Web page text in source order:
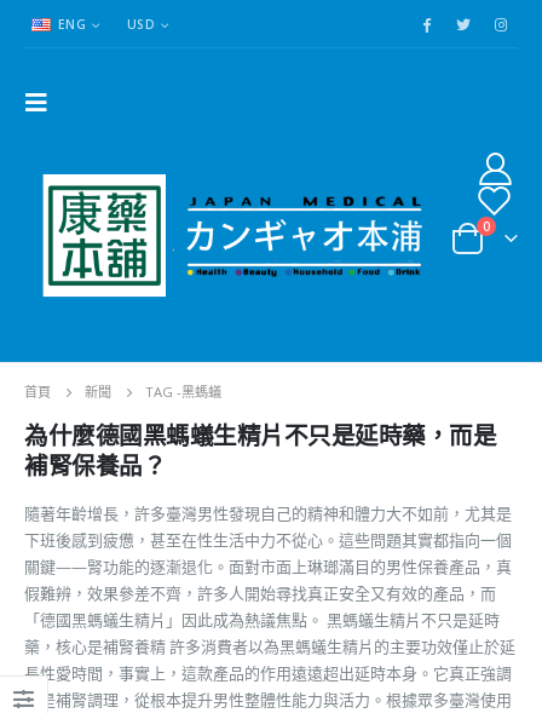
ENG USD
0
首頁 新聞 TAG -黑螞蟻
為什麼德國黑螞蟻生精片不只是延時藥，而是
補腎保養品？
隨著年齡增長，許多臺灣男性發現自己的精神和體力大不如前，尤其是
下班後感到疲憊，甚至在性生活中力不從心。這些問題其實都指向一個
關鍵——腎功能的逐漸退化。面對市面上琳瑯滿目的男性保養產品，真
假難辨，效果參差不齊，許多人開始尋找真正安全又有效的產品，而
「德國黑螞蟻生精片」因此成為熱議焦點。 黑螞蟻生精片不只是延時
藥，核心是補腎養精 許多消費者以為黑螞蟻生精片的主要功效僅止於延
長性愛時間，事實上，這款產品的作用遠遠超出延時本身。它真正強調
的是補腎調理，從根本提升男性整體性能力與活力。根據眾多臺灣使用